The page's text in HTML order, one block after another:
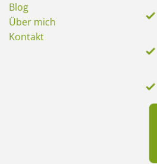
Blog
Über mich
Kontakt